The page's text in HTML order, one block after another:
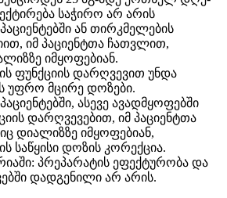
საჭირო არ არის
ან თირკმელების
იმ პაციენტთა ჩათვლით,
იმყოფებიან.
ფუნქციის დარღვევით უნდა
უფრო მცირე დოზები.
ასევე ავადმყოფებში
დარღვევებით, იმ პაციენტთა
დიალიზზე იმყოფებიან,
საწყისი დოზის კორექცია.
პრეპარატის ეფექტურობა და
დადგენილი არ არის.